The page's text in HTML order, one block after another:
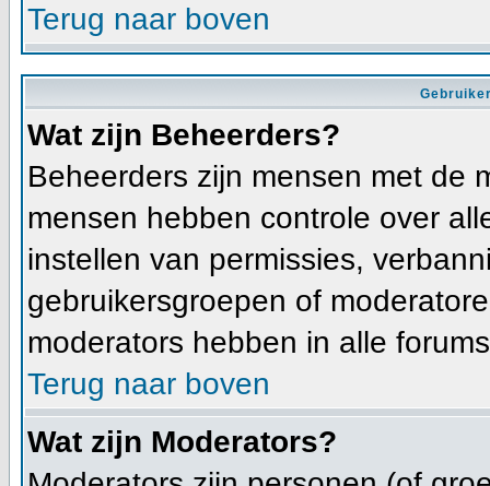
Terug naar boven
Wat zijn Beheerders?
Beheerders zijn mensen met de
mensen hebben controle over
instellen van permissies,
gebruikersgroepen of
moderators hebben in alle
Terug naar boven
Wat zijn Moderators?